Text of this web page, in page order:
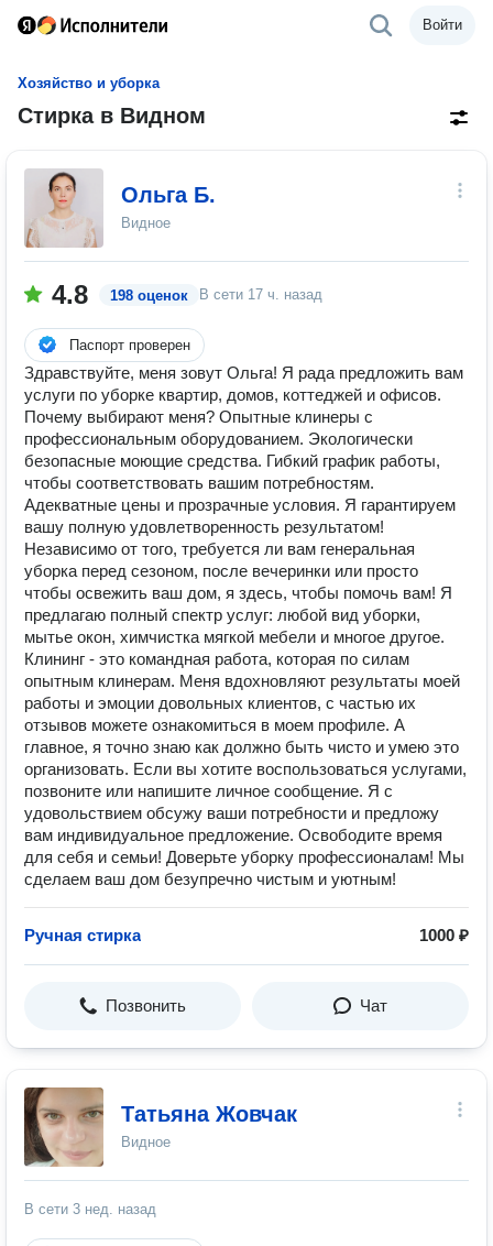
Войти
Хозяйство и уборка
Стирка в Видном
Ольга Б.
Видное
4.8 198 оценок В сети 17 ч. назад
Паспорт проверен
Здравствуйте, меня зовут Ольга! Я рада предложить вам
услуги по уборке квартир, домов, коттеджей и офисов.
Почему выбирают меня? Опытные клинеры с
профессиональным оборудованием. Экологически
безопасные моющие средства. Гибкий график работы,
чтобы соответствовать вашим потребностям.
Адекватные цены и прозрачные условия. Я гарантируем
вашу полную удовлетворенность результатом!
Независимо от того, требуется ли вам генеральная
уборка перед сезоном, после вечеринки или просто
чтобы освежить ваш дом, я здесь, чтобы помочь вам! Я
предлагаю полный спектр услуг: любой вид уборки,
мытье окон, химчистка мягкой мебели и многое другое.
Клининг - это командная работа, которая по силам
опытным клинерам. Меня вдохновляют результаты моей
работы и эмоции довольных клиентов, с частью их
отзывов можете ознакомиться в моем профиле. А
главное, я точно знаю как должно быть чисто и умею это
организовать. Если вы хотите воспользоваться услугами,
позвоните или напишите личное сообщение. Я с
удовольствием обсужу ваши потребности и предложу
вам индивидуальное предложение. Освободите время
для себя и семьи! Доверьте уборку профессионалам! Мы
сделаем ваш дом безупречно чистым и уютным!
Ручная стирка 1000 ₽
Позвонить Чат
Татьяна Жовчак
Видное
В сети 3 нед. назад